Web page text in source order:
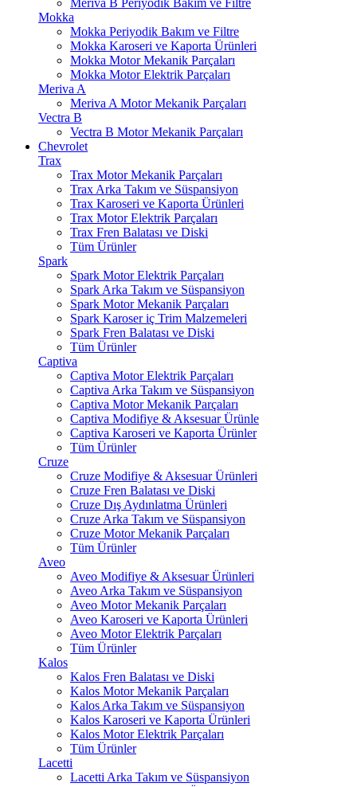
Meriva B Periyodik Bakım ve Filtre
Mokka
Mokka Periyodik Bakım ve Filtre
Mokka Karoseri ve Kaporta Ürünleri
Mokka Motor Mekanik Parçaları
Mokka Motor Elektrik Parçaları
Meriva A
Meriva A Motor Mekanik Parçaları
Vectra B
Vectra B Motor Mekanik Parçaları
Chevrolet
Trax
Trax Motor Mekanik Parçaları
Trax Arka Takım ve Süspansiyon
Trax Karoseri ve Kaporta Ürünleri
Trax Motor Elektrik Parçaları
Trax Fren Balatası ve Diski
Tüm Ürünler
Spark
Spark Motor Elektrik Parçaları
Spark Arka Takım ve Süspansiyon
Spark Motor Mekanik Parçaları
Spark Karoser iç Trim Malzemeleri
Spark Fren Balatası ve Diski
Tüm Ürünler
Captiva
Captiva Motor Elektrik Parçaları
Captiva Arka Takım ve Süspansiyon
Captiva Motor Mekanik Parçaları
Captiva Modifiye & Aksesuar Ürünle
Captiva Karoseri ve Kaporta Ürünler
Tüm Ürünler
Cruze
Cruze Modifiye & Aksesuar Ürünleri
Cruze Fren Balatası ve Diski
Cruze Dış Aydınlatma Ürünleri
Cruze Arka Takım ve Süspansiyon
Cruze Motor Mekanik Parçaları
Tüm Ürünler
Aveo
Aveo Modifiye & Aksesuar Ürünleri
Aveo Arka Takım ve Süspansiyon
Aveo Motor Mekanik Parçaları
Aveo Karoseri ve Kaporta Ürünleri
Aveo Motor Elektrik Parçaları
Tüm Ürünler
Kalos
Kalos Fren Balatası ve Diski
Kalos Motor Mekanik Parçaları
Kalos Arka Takım ve Süspansiyon
Kalos Karoseri ve Kaporta Ürünleri
Kalos Motor Elektrik Parçaları
Tüm Ürünler
Lacetti
Lacetti Arka Takım ve Süspansiyon